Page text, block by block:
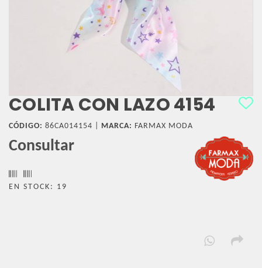
COLITA CON LAZO 4154
CÓDIGO: 86CA014154 | MARCA: FARMAX MODA
Consultar
EN STOCK: 19